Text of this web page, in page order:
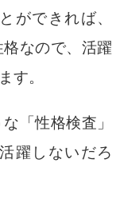
ができれば、
格なので、活躍
す。
「性格検査」
躍しないだろ